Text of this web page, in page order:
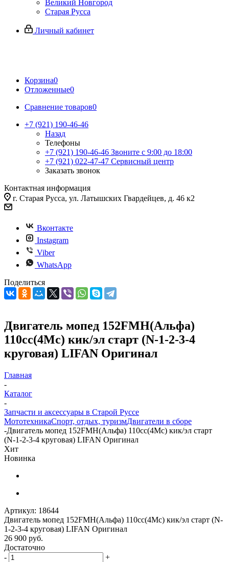
Великий Новгород
Старая Русса
Личный кабинет
Корзина0
Отложенные0
Сравнение товаров0
+7 (921) 190-46-46
Назад
Телефоны
+7 (921) 190-46-46 Звоните с 9:00 до 18:00
+7 (921) 022-47-47 Сервисный центр
Заказать звонок
Контактная информация
г. Старая Русса, ул. Латышских Гвардейцев, д. 46 к2
Вконтакте
Instagram
Viber
WhatsApp
Поделиться
Двигатель мопед 152FMH(Альфа)
110cc(4Mc) кик/эл старт (N-1-2-3-4
круговая) LIFAN Оригинал
Главная
-
Каталог
-
Запчасти и аксессуары в Старой Руссе
МототехникаСпорт, отдых, туризмДвигатели в сборе
-Двигатель мопед 152FMH(Альфа) 110cc(4Mc) кик/эл старт
(N-1-2-3-4 круговая) LIFAN Оригинал
Хит
Новинка
Артикул: 18644
Двигатель мопед 152FMH(Альфа) 110cc(4Mc) кик/эл старт (N-
1-2-3-4 круговая) LIFAN Оригинал
26 900 руб.
Достаточно
-
+